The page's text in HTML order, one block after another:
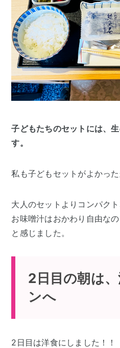
子どもたちのセットには、
す。
私も子どもセットがよかった
大人のセットよりコンパク
お味噌汁はおかわり自由な
と感じました。
2日目の朝は
ンへ
2日目は洋食にしました！！